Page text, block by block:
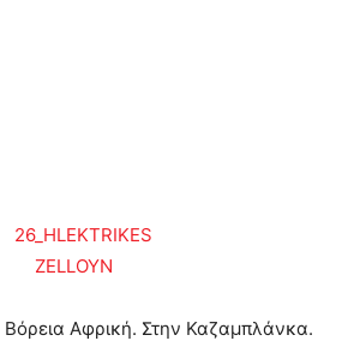
Αφρική. Στην Καζαμπλάνκα.